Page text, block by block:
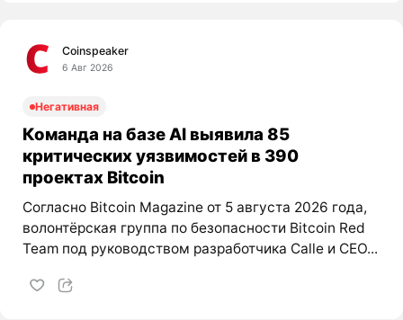
Coinspeaker
6 Авг 2026
Негативная
Команда на базе AI выявила 85
критических уязвимостей в 390
проектах Bitcoin
Согласно Bitcoin Magazine от 5 августа 2026 года,
волонтёрская группа по безопасности Bitcoin Red
Team под руководством разработчика Calle и CEO...